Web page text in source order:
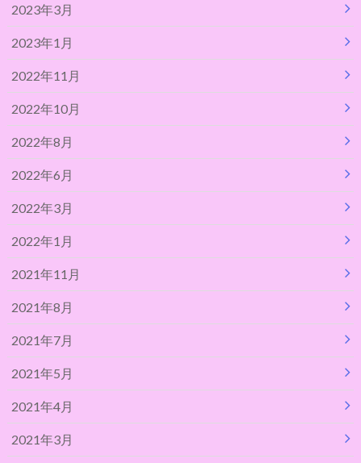
2023年3月
2023年1月
2022年11月
2022年10月
2022年8月
2022年6月
2022年3月
2022年1月
2021年11月
2021年8月
2021年7月
2021年5月
2021年4月
2021年3月